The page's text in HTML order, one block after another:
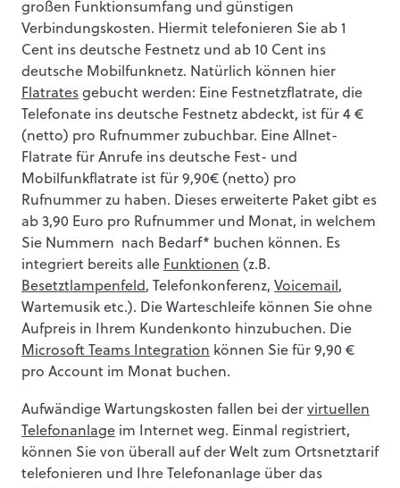
großen Funktionsumfang und günstigen
Verbindungskosten. Hiermit telefonieren Sie ab 1
Cent ins deutsche Festnetz und ab 10 Cent ins
deutsche Mobilfunknetz. Natürlich können hier
Flatrates gebucht werden: Eine Festnetzflatrate, die
Telefonate ins deutsche Festnetz abdeckt, ist für 4 €
(netto) pro Rufnummer zubuchbar. Eine Allnet-
Flatrate für Anrufe ins deutsche Fest- und
Mobilfunkflatrate ist für 9,90€ (netto) pro
Rufnummer zu haben. Dieses erweiterte Paket gibt es
ab 3,90 Euro pro Rufnummer und Monat, in welchem
Sie Nummern nach Bedarf* buchen können. Es
integriert bereits alle Funktionen (z.B.
Besetztlampenfeld, Telefonkonferenz, Voicemail ,
Wartemusik etc.). Die Warteschleife können Sie ohne
Aufpreis in Ihrem Kundenkonto hinzubuchen. Die
Microsoft Teams Integration können Sie für 9,90 €
pro Account im Monat buchen.
Aufwändige Wartungskosten fallen bei der virtuellen
Telefonanlage im Internet weg. Einmal registriert,
können Sie von überall auf der Welt zum Ortsnetztarif
telefonieren und Ihre Telefonanlage über das